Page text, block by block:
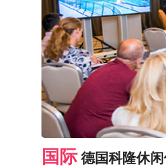
国际 德国科隆休